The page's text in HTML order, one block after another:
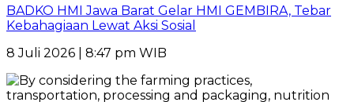
BADKO HMI Jawa Barat Gelar HMI GEMBIRA, Tebar
Kebahagiaan Lewat Aksi Sosial
8 Juli 2026 | 8:47 pm WIB